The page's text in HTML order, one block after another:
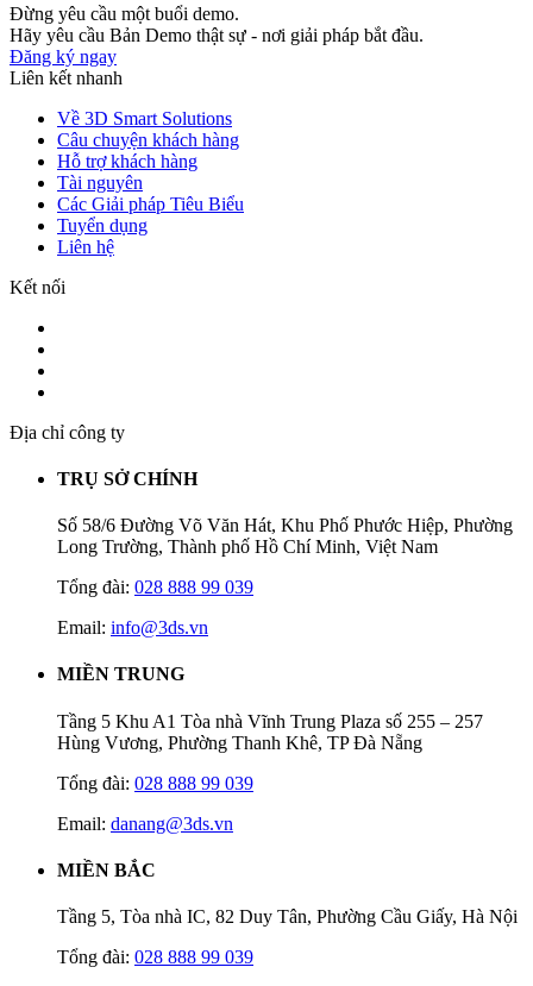
Đừng yêu cầu một buổi demo.
Hãy yêu cầu Bản Demo thật sự - nơi giải pháp bắt đầu.
Đăng ký ngay
Liên kết nhanh
Về 3D Smart Solutions
Câu chuyện khách hàng
Hỗ trợ khách hàng
Tài nguyên
Các Giải pháp Tiêu Biểu
Tuyển dụng
Liên hệ
Kết nối
Địa chỉ công ty
TRỤ SỞ CHÍNH
Số 58/6 Đường Võ Văn Hát, Khu Phố Phước Hiệp, Phường
Long Trường, Thành phố Hồ Chí Minh, Việt Nam
Tổng đài: 028 888 99 039
Email: info@3ds.vn
MIỀN TRUNG
Tầng 5 Khu A1 Tòa nhà Vĩnh Trung Plaza số 255 – 257
Hùng Vương, Phường Thanh Khê, TP Đà Nẵng
Tổng đài: 028 888 99 039
Email: danang@3ds.vn
MIỀN BẮC
Tầng 5, Tòa nhà IC, 82 Duy Tân, Phường Cầu Giấy, Hà Nội
Tổng đài: 028 888 99 039